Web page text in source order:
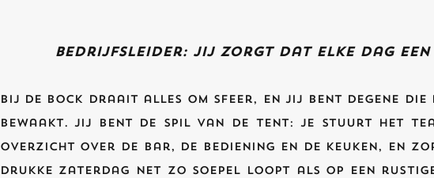
Bedrijfsleider: jij zorgt dat elke dag een
Bij de Bock draait alles om sfeer, en jij bent degene die
bewaakt. Jij bent de spil van de tent: je stuurt het
overzicht over de bar, de bediening en de keuken, en
drukke zaterdag net zo soepel loopt als op een